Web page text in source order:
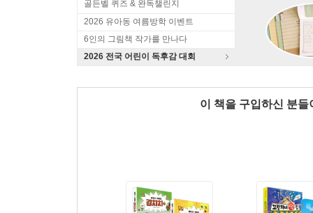
골든벨 퀴즈 & 완독챌린지
2026 유아동 여름방학 이벤트
6인의 그림책 작가를 만나다
2026 전국 어린이 독후감 대회
이 책을 구입하신 분